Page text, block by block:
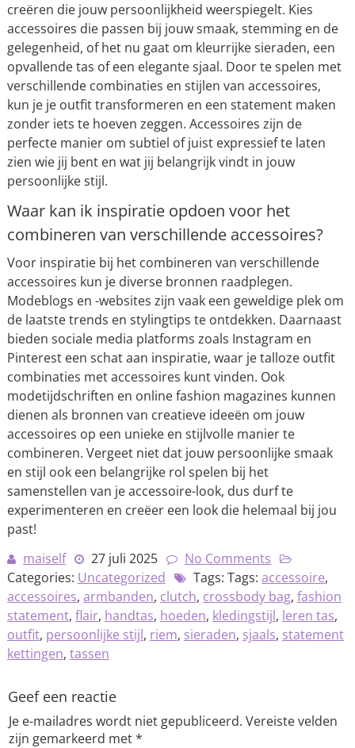
creëren die jouw persoonlijkheid weerspiegelt. Kies
accessoires die passen bij jouw smaak, stemming en de
gelegenheid, of het nu gaat om kleurrijke sieraden, een
opvallende tas of een elegante sjaal. Door te spelen met
verschillende combinaties en stijlen van accessoires,
kun je je outfit transformeren en een statement maken
zonder iets te hoeven zeggen. Accessoires zijn de
perfecte manier om subtiel of juist expressief te laten
zien wie jij bent en wat jij belangrijk vindt in jouw
persoonlijke stijl.
Waar kan ik inspiratie opdoen voor het
combineren van verschillende accessoires?
Voor inspiratie bij het combineren van verschillende
accessoires kun je diverse bronnen raadplegen.
Modeblogs en -websites zijn vaak een geweldige plek om
de laatste trends en stylingtips te ontdekken. Daarnaast
bieden sociale media platforms zoals Instagram en
Pinterest een schat aan inspiratie, waar je talloze outfit
combinaties met accessoires kunt vinden. Ook
modetijdschriften en online fashion magazines kunnen
dienen als bronnen van creatieve ideeën om jouw
accessoires op een unieke en stijlvolle manier te
combineren. Vergeet niet dat jouw persoonlijke smaak
en stijl ook een belangrijke rol spelen bij het
samenstellen van je accessoire-look, dus durf te
experimenteren en creëer een look die helemaal bij jou
past!
maiself
27 juli 2025
No Comments
Categories: Uncategorized Tags: Tags: accessoire,
accessoires, armbanden, clutch, crossbody bag, fashion
statement, flair, handtas, hoeden, kledingstijl, leren tas,
outfit, persoonlijke stijl, riem, sieraden, sjaals, statement
kettingen, tassen
Geef een reactie
Je e-mailadres wordt niet gepubliceerd. Vereiste velden
zijn gemarkeerd met*